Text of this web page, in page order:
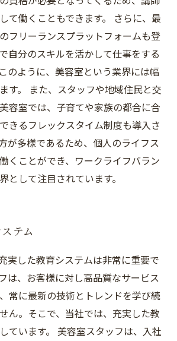
て働くこともできます。 さらに、最
フリーランスプラットフォームも登
自分のスキルを活かして仕事をする
のように、美容室という業界には幅
す。 また、スタッフや地域住民と交
容室では、子育てや家族の都合に合
きるフレックスタイム制度も導入さ
が多様であるため、個人のライフス
くことができ、ワークライフバラン
として注目されています。
テム
実した教育システムは非常に重要で
は、お客様に対し高品質なサービス
常に最新の技術とトレンドを学び続
ん。そこで、当社では、充実した教
ています。 美容室スタッフは、入社